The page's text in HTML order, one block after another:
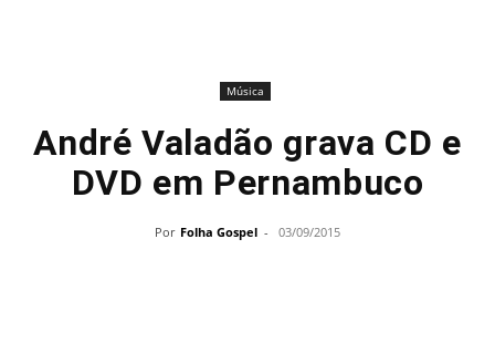
Música
André Valadão grava CD e
DVD em Pernambuco
Por Folha Gospel - 03/09/2015